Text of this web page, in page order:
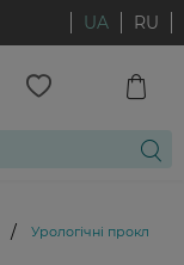
UA RU
/ Урологічні прокладки